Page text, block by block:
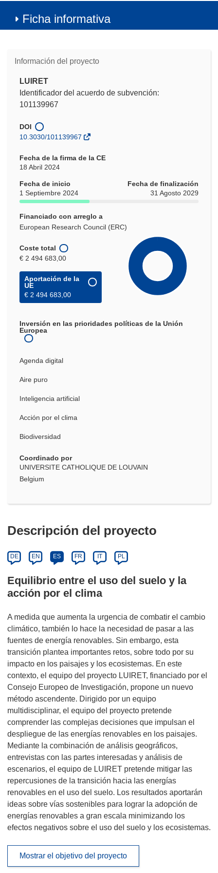
Ficha informativa
Información del proyecto
LUIRET
Identificador del acuerdo de subvención:
101139967
DOI
10.3030/101139967
Fecha de la firma de la CE
18 Abril 2024
Fecha de inicio
1 Septiembre 2024
Fecha de finalización
31 Agosto 2029
Financiado con arreglo a
European Research Council (ERC)
Coste total
€ 2 494 683,00
Aportación de la
UE
€ 2 494 683,00
Inversión en las prioridades políticas de la Unión
Europea
Agenda digital
Aire puro
Inteligencia artificial
Acción por el clima
Biodiversidad
Coordinado por
UNIVERSITE CATHOLIQUE DE LOUVAIN
Belgium
Descripción del proyecto
DE EN ES FR IT PL
Equilibrio entre el uso del suelo y la
acción por el clima
A medida que aumenta la urgencia de combatir el cambio
climático, también lo hace la necesidad de pasar a las
fuentes de energía renovables. Sin embargo, esta
transición plantea importantes retos, sobre todo por su
impacto en los paisajes y los ecosistemas. En este
contexto, el equipo del proyecto LUIRET, financiado por el
Consejo Europeo de Investigación, propone un nuevo
método ascendente. Dirigido por un equipo
multidisciplinar, el equipo del proyecto pretende
comprender las complejas decisiones que impulsan el
despliegue de las energías renovables en los paisajes.
Mediante la combinación de análisis geográficos,
entrevistas con las partes interesadas y análisis de
escenarios, el equipo de LUIRET pretende mitigar las
repercusiones de la transición hacia las energías
renovables en el uso del suelo. Los resultados aportarán
ideas sobre vías sostenibles para lograr la adopción de
energías renovables a gran escala minimizando los
efectos negativos sobre el uso del suelo y los ecosistemas.
Mostrar el objetivo del proyecto